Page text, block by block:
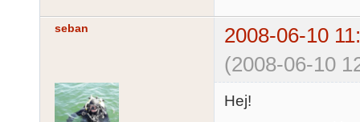
seban
2008-06-10
(2008-06-10
Hej!